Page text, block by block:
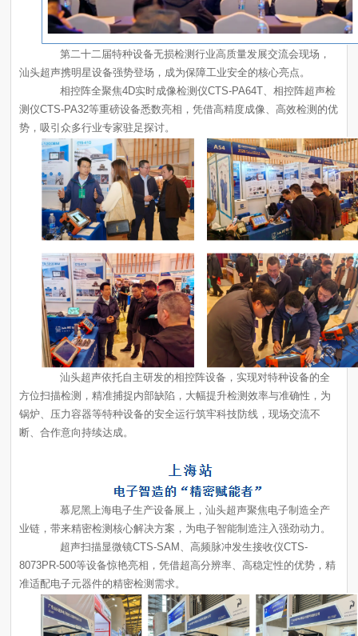
汕头超声携明星设备强势登场，成为保障工业安全的核心亮点。
势，吸引众多行业专家驻足探讨。
断、合作意向持续达成。
业链，带来精密检测核心解决方案，为电子智能制造注入强劲动力。
准适配电子元器件的精密检测需求。